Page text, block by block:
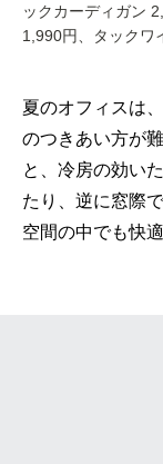
ックカーディガン
1,990円、タックワ
夏のオフィスは
のつきあい方が
と、冷房の効い
たり、逆に窓際
空間の中でも快